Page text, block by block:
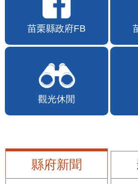
苗栗縣政府FB
觀光休閒
縣府新聞